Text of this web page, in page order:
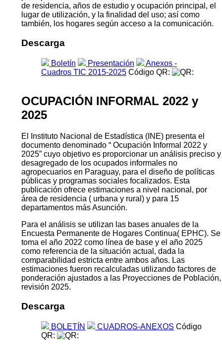
de residencia, años de estudio y ocupación principal, el
lugar de utilización, y la finalidad del uso; así como
también, los hogares según acceso a la comunicación.
Descarga
Boletín Presentación
Anexos -
Cuadros TIC 2015-2025 Código QR:
OCUPACIÓN INFORMAL 2022 y
2025
El Instituto Nacional de Estadística (INE) presenta el
documento denominado “ Ocupación Informal 2022 y
2025” cuyo objetivo es proporcionar un análisis preciso y
desagregado de los ocupados informales no
agropecuarios en Paraguay, para el diseño de políticas
públicas y programas sociales focalizados. Esta
publicación ofrece estimaciones a nivel nacional, por
área de residencia ( urbana y rural) y para 15
departamentos más Asunción.
Para el análisis se utilizan las bases anuales de la
Encuesta Permanente de Hogares Continua( EPHC). Se
toma el año 2022 como línea de base y el año 2025
como referencia de la situación actual, dada la
comparabilidad estricta entre ambos años. Las
estimaciones fueron recalculadas utilizando factores de
ponderación ajustados a las Proyecciones de Población,
revisión 2025.
Descarga
BOLETÍN CUADROS-ANEXOS Código
QR: